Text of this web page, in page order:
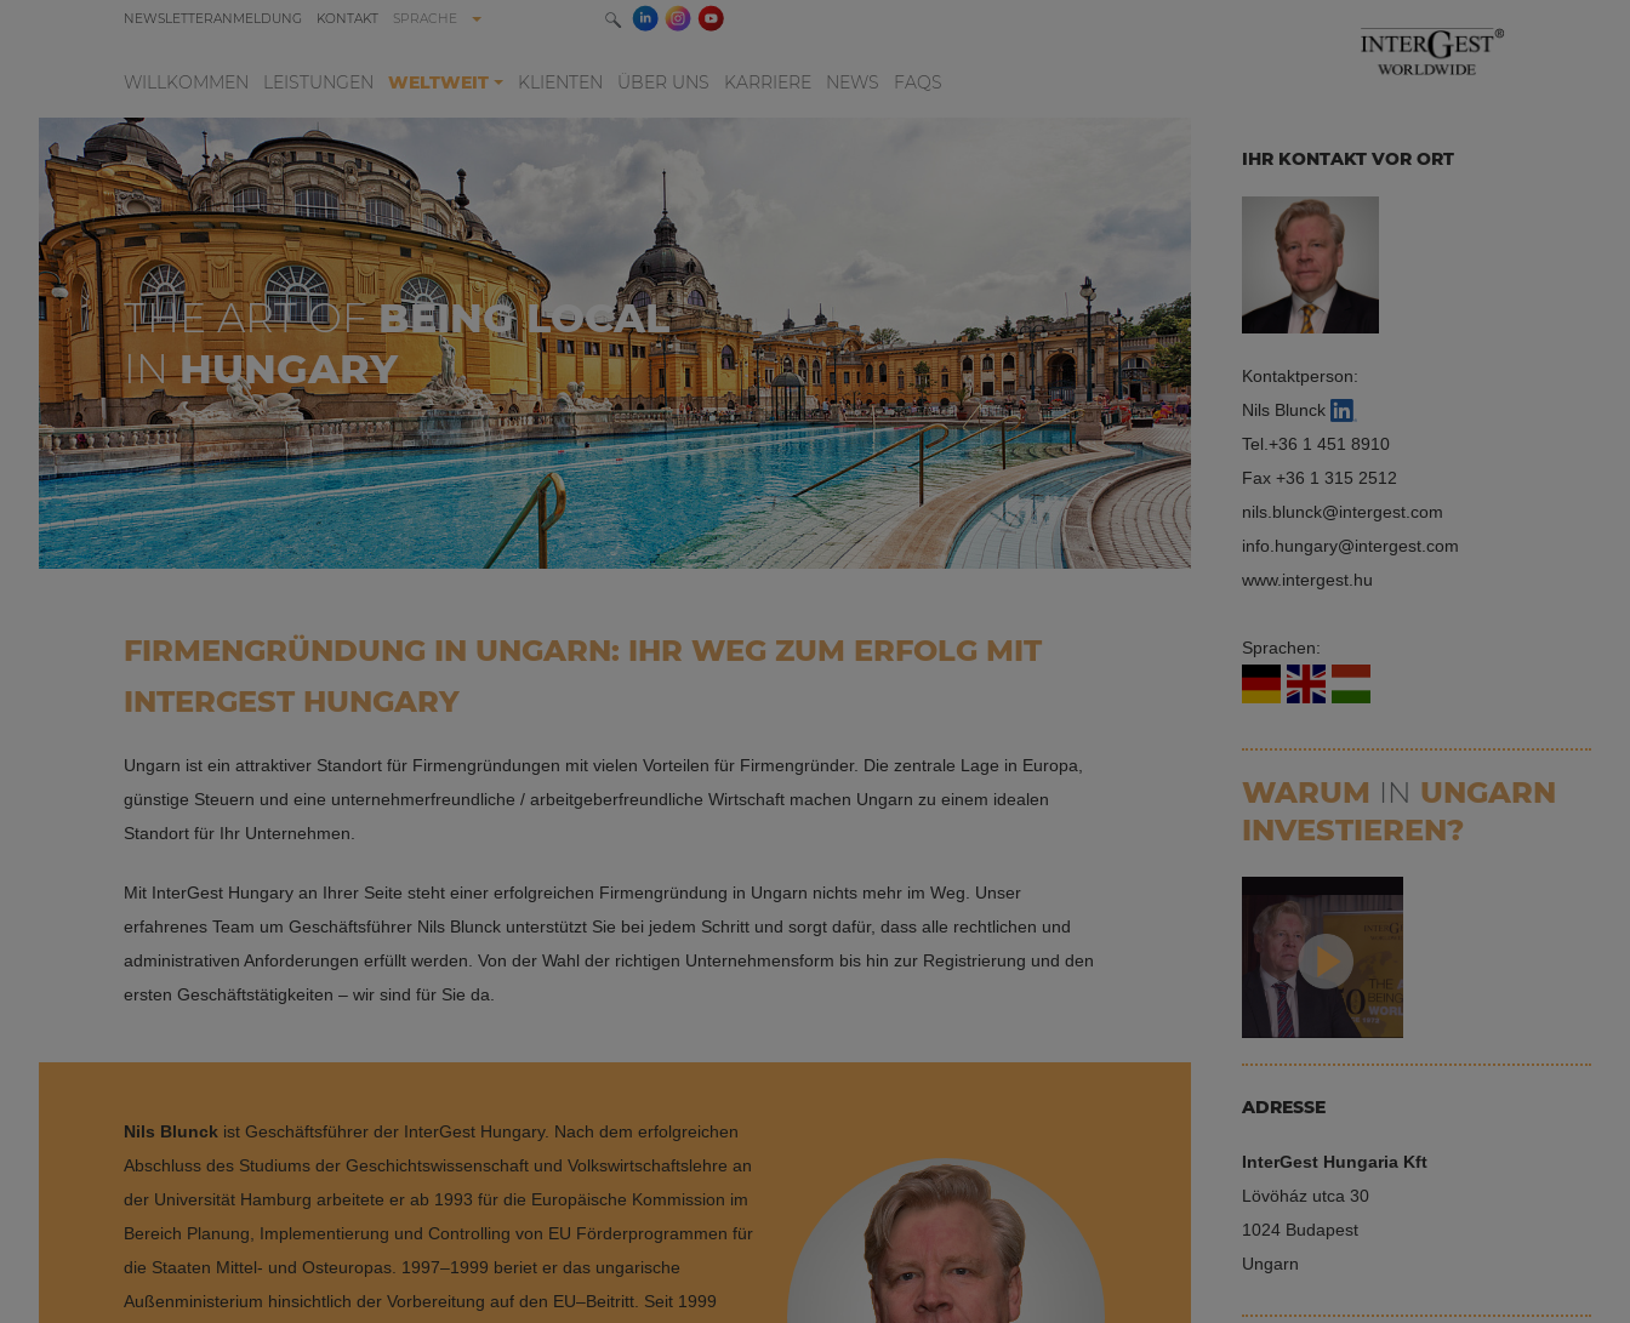
NEWSLETTERANMELDUNG KONTAKT SPRACHE
WILLKOMMEN LEISTUNGEN WELTWEIT KLIENTEN ÜBER UNS KARRIERE NEWS FAQS
THE ART OFBEING LOCAL
INHUNGARY
FIRMENGRÜNDUNG IN UNGARN: IHR WEG ZUM ERFOLG MIT
INTERGEST HUNGARY
Ungarn ist ein attraktiver Standort für Firmengründungen mit vielen Vorteilen für Firmengründer. Die zentrale Lage in Europa,
günstige Steuern und eine unternehmerfreundliche / arbeitgeberfreundliche Wirtschaft machen Ungarn zu einem idealen
Standort für Ihr Unternehmen.
Mit InterGest Hungary an Ihrer Seite steht einer erfolgreichen Firmengründung in Ungarn nichts mehr im Weg. Unser
erfahrenes Team um Geschäftsführer Nils Blunck unterstützt Sie bei jedem Schritt und sorgt dafür, dass alle rechtlichen und
administrativen Anforderungen erfüllt werden. Von der Wahl der richtigen Unternehmensform bis hin zur Registrierung und den
ersten Geschäftstätigkeiten – wir sind für Sie da.
Nils Blunck ist Geschäftsführer der InterGest Hungary. Nach dem erfolgreichen
Abschluss des Studiums der Geschichtswissenschaft und Volkswirtschaftslehre an
der Universität Hamburg arbeitete er ab 1993 für die Europäische Kommission im
Bereich Planung, Implementierung und Controlling von EU Förderprogrammen für
die Staaten Mittel- und Osteuropas. 1997–1999 beriet er das ungarische
Außenministerium hinsichtlich der Vorbereitung auf den EU–Beitritt. Seit 1999
IHR KONTAKT VOR ORT
Kontaktperson:
Nils Blunck
Tel. +36 1 451 8910
Fax +36 1 315 2512
nils.blunck
intergest.com
info.hungary
intergest.com
www.intergest.hu
Sprachen:
WARUM IN UNGARN
INVESTIEREN?
ADRESSE
InterGest Hungaria Kft
Lövöház utca 30
1024 Budapest
Ungarn